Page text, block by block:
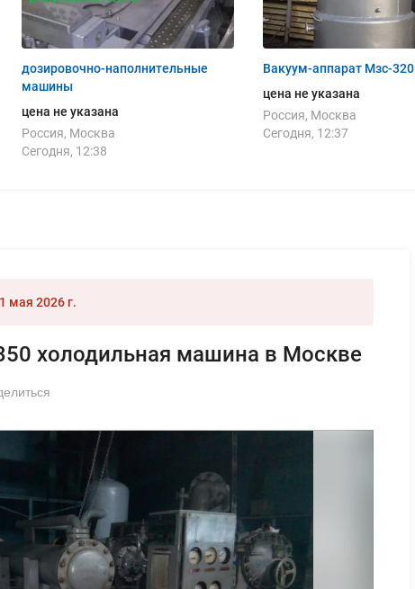
дозировочно-наполнительные
машины
цена не указана
Россия, Москва
Сегодня, 12:38
Вакуум-аппарат Мзс-320
цена не указана
Россия, Москва
Сегодня, 12:37
мая 2026 г.
холодильная машина в Москве